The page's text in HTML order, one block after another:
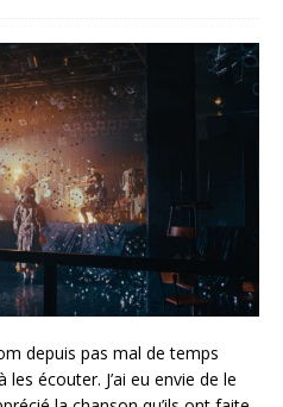
depuis pas mal de temps
écouter. J’ai eu envie de le